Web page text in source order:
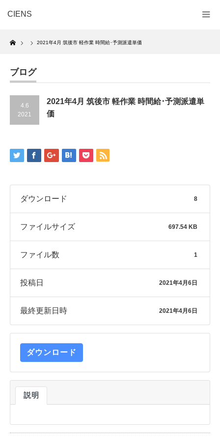
CIENS
Home
2021年4月 筑後市 軽作業 時間給･予測派遣単価
ブログ
4.6
2021
2021年4月 筑後市 軽作業 時間給･予測派遣単
価
ダウンロード 8
ファイルサイズ 697.54 KB
ファイル数 1
投稿日 2021年4月6日
最終更新日時 2021年4月6日
ダウンロード
説明